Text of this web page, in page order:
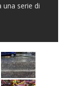
serie di